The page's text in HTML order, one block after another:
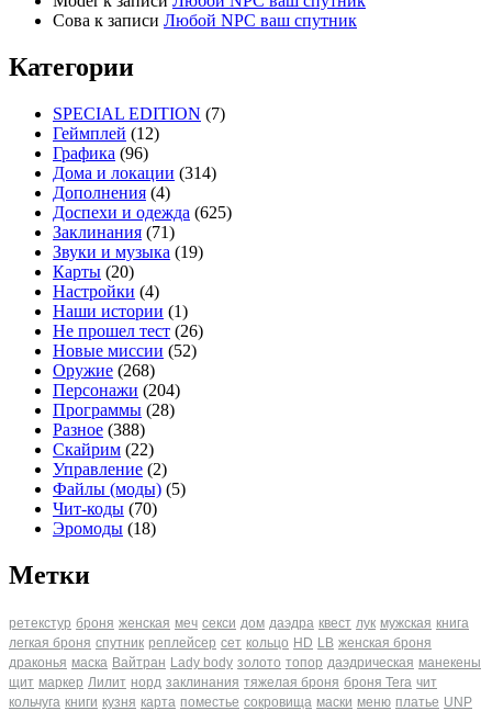
Сова к записи Любой NPC ваш спутник
Категории
SPECIAL EDITION (7)
Геймплей (12)
Графика (96)
Дома и локации (314)
Дополнения (4)
Доспехи и одежда (625)
Заклинания (71)
Звуки и музыка (19)
Карты (20)
Настройки (4)
Наши истории (1)
Не прошел тест (26)
Новые миссии (52)
Оружие (268)
Персонажи (204)
Программы (28)
Разное (388)
Скайрим (22)
Управление (2)
Файлы (моды) (5)
Чит-коды (70)
Эромоды (18)
Метки
ретекстур броня женская меч секси дом даэдра квест лук мужская книга
легкая броня спутник реплейсер сет кольцо HD LB женская броня
драконья маска Вайтран Lady body золото топор даэдрическая манекены
щит маркер Лилит норд заклинания тяжелая броня броня Tera чит
кольчуга книги кузня карта поместье сокровища маски меню платье UNP